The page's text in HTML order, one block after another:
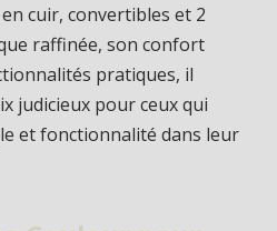
cuir, convertibles et 2
raffinée, son confort
pratiques, il
judicieux pour ceux qui
et fonctionnalité dans leur